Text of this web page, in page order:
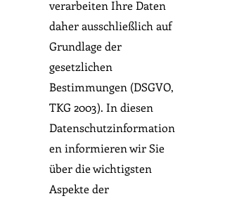
verarbeiten Ihre Daten
daher ausschließlich auf
Grundlage der
gesetzlichen
Bestimmungen (DSGVO,
TKG 2003). In diesen
Datenschutzinformation
en informieren wir Sie
über die wichtigsten
Aspekte der